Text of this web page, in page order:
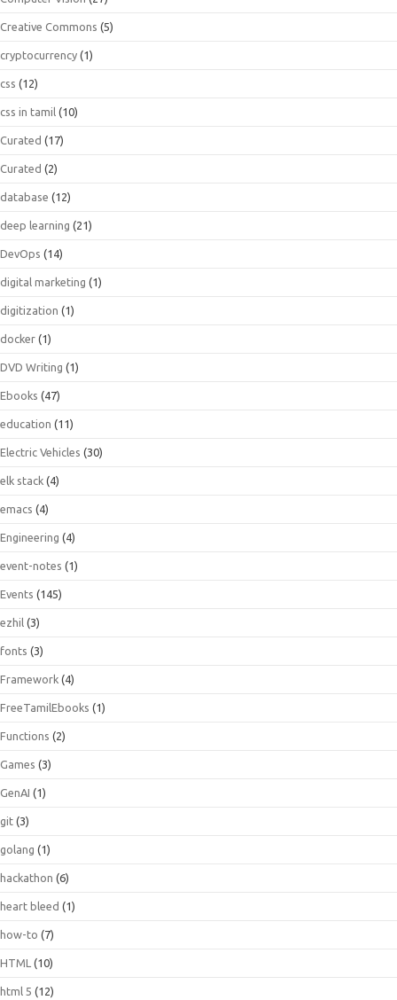
Creative Commons (5)
cryptocurrency (1)
css (12)
css in tamil (10)
Curated (17)
Curated (2)
database (12)
deep learning (21)
DevOps (14)
digital marketing (1)
digitization (1)
docker (1)
DVD Writing (1)
Ebooks (47)
education (11)
Electric Vehicles (30)
elk stack (4)
emacs (4)
Engineering (4)
event-notes (1)
Events (145)
ezhil (3)
fonts (3)
Framework (4)
FreeTamilEbooks (1)
Functions (2)
Games (3)
GenAI (1)
git (3)
golang (1)
hackathon (6)
heart bleed (1)
how-to (7)
HTML (10)
html 5 (12)